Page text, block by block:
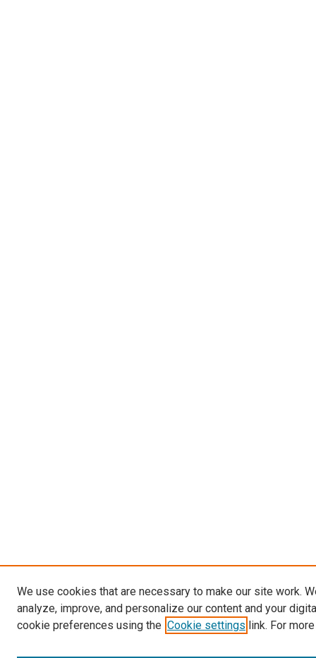
We use cookies that are necessary to make our site work.
analyze, improve, and personalize our content and your
cookie preferences using the Cookie settings link. For